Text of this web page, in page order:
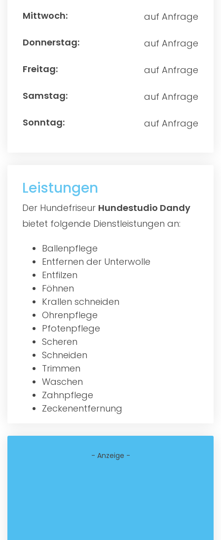
auf Anfrage
auf Anfrage
auf Anfrage
auf Anfrage
auf Anfrage
Leistungen
Der Hundefriseur Hundestudio Dandy
bietet folgende Dienstleistungen an:
Ballenpflege
Entfernen der Unterwolle
Entfilzen
Föhnen
Krallen schneiden
Ohrenpflege
Pfotenpflege
Scheren
Schneiden
Trimmen
Waschen
Zahnpflege
Zeckenentfernung
- Anzeige -